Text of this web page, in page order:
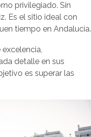
privilegiado. Sin
Es el sitio ideal con
tiempo en Andalucía.
detalle en sus
es superar las